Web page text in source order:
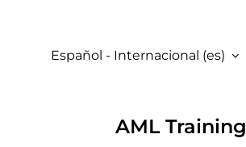
Español - Internacional ‎(es)‎
AML Training